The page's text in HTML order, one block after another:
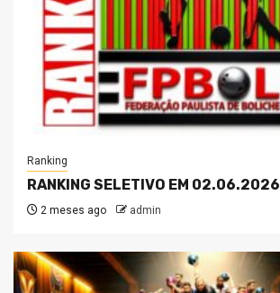
Ranking
RANKING SELETIVO EM 02.06.2026
2 meses ago admin